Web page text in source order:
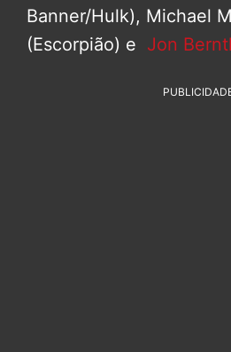
Banner/Hulk), Michael
(Escorpião) e Jon